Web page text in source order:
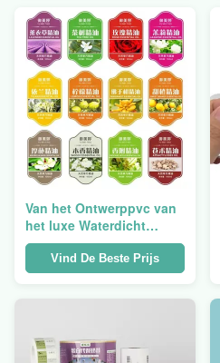
Van het Ontwerppvc van
het luxe Waterdicht
Kosmetisch Etiket van de
het Etiketdruk de
Machinebroodje
Vind De Beste Prijs